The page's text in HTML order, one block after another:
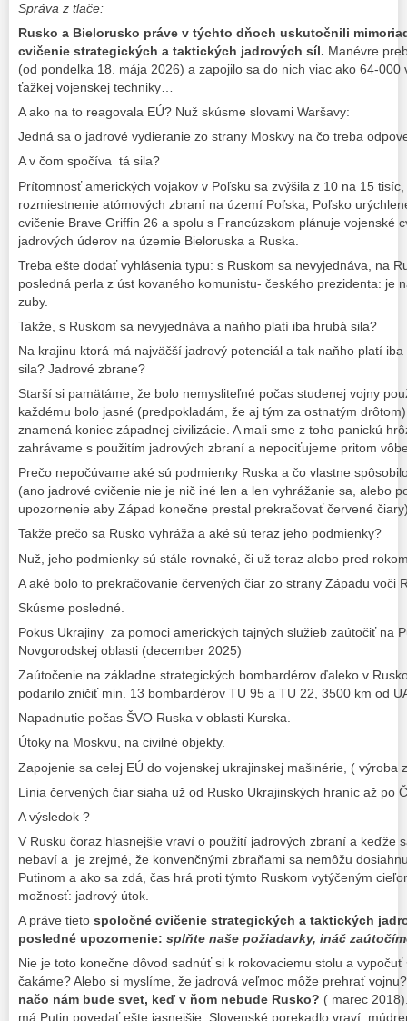
Správa z tlače:
Rusko a Bielorusko práve v týchto dňoch uskutočnili
cvičenie strategických a taktických jadrových síl. Manévre
(od pondelka 18. mája 2026) a zapojilo sa do nich viac ako 64-000
ťažkej vojenskej techniky…
A ako na to reagovala EÚ? Nuž skúsme slovami Waršavy:
Jedná sa o jadrové vydieranie zo strany Moskvy na čo treba
A v čom spočíva tá sila?
Prítomnosť amerických vojakov v Poľsku sa zvýšila z 10 na 15
rozmiestnenie atómových zbraní na území Poľska, Poľsko
cvičenie Brave Griffin 26 a spolu s Francúzskom plánuje vojenské
jadrových úderov na územie Bieloruska a Ruska.
Treba ešte dodať vyhlásenia typu: s Ruskom sa nevyjednáva, na
posledná perla z úst kovaného komunistu- českého prezidenta: je
zuby.
Takže, s Ruskom sa nevyjednáva a naňho platí iba hrubá sila?
Na krajinu ktorá má najväčší jadrový potenciál a tak naňho platí
sila? Jadrové zbrane?
Starší si pamätáme, že bolo nemysliteľné počas studenej vojny
každému bolo jasné (predpokladám, že aj tým za ostnatým
znamená koniec západnej civilizácie. A mali sme z toho panickú
zahrávame s použitím jadrových zbraní a nepociťujeme pritom
Prečo nepočúvame aké sú podmienky Ruska a čo vlastne
(ano jadrové cvičenie nie je nič iné len a len vyhrážanie sa, alebo
upozornenie aby Západ konečne prestal prekračovať červené
Takže prečo sa Rusko vyhráža a aké sú teraz jeho podmienky?
Nuž, jeho podmienky sú stále rovnaké, či už teraz alebo pred
A aké bolo to prekračovanie červených čiar zo strany Západu voči
Skúsme posledné.
Pokus Ukrajiny za pomoci amerických tajných služieb zaútočiť na
Novgorodskej oblasti (december 2025)
Zaútočenie na základne strategických bombardérov ďaleko v
podarilo zničiť min. 13 bombardérov TU 95 a TU 22, 3500 km od
Napadnutie počas ŠVO Ruska v oblasti Kurska.
Útoky na Moskvu, na civilné objekty.
Zapojenie sa celej EÚ do vojenskej ukrajinskej mašinérie, ( výroba
Línia červených čiar siaha už od Rusko Ukrajinských hraníc až po
A výsledok ?
V Rusku čoraz hlasnejšie vraví o použití jadrových zbraní a keďže
nebaví a je zrejmé, že konvenčnými zbraňami sa nemôžu
Putinom a ako sa zdá, čas hrá proti týmto Ruskom vytýčeným
možnosť: jadrový útok.
A práve tieto spoločné cvičenie strategických a taktických
posledné upozornenie: splňte naše požiadavky, ináč
Nie je toto konečne dôvod sadnúť si k rokovaciemu stolu a
čakáme? Alebo si myslíme, že jadrová veľmoc môže prehrať
načo nám bude svet, keď v ňom nebude Rusko? ( marec
má Putin povedať ešte jasnejšie. Slovenské porekadlo vraví: